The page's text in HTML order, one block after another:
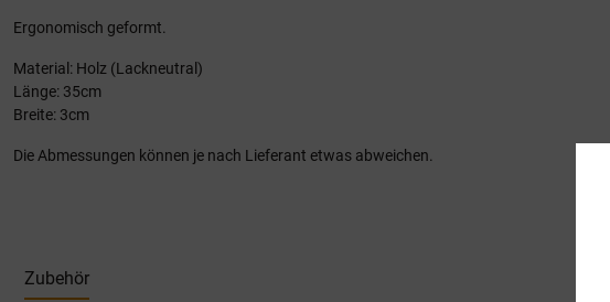
Ergonomisch geformt.
Material: Holz (Lackneutral)
Länge: 35cm
Breite: 3cm
Die Abmessungen können je nach Lieferant etwas abweichen.
Zubehör